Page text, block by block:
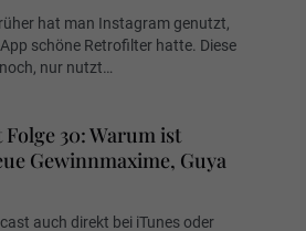
hat man Instagram genutzt,
schöne Retrofilter hatte. Diese
nur nutzt…
Folge 30: Warum ist
Gewinnmaxime, Guya
auch direkt bei iTunes oder